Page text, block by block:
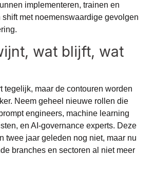
implementeren, trainen en
shift met noemenswaardige gevolgen
.
wat blijft, wat
tegelijk, maar de contouren worden
Neem geheel nieuwe rollen die
engineers, machine learning
en AI-governance experts. Deze
twee jaar geleden nog niet, maar nu
branches en sectoren al niet meer